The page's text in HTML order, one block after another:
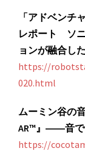
「アドベンチ
レポート ソニ
ョンが融合し
https://
020.html
ムーミン谷の
AR™』――音で
https://